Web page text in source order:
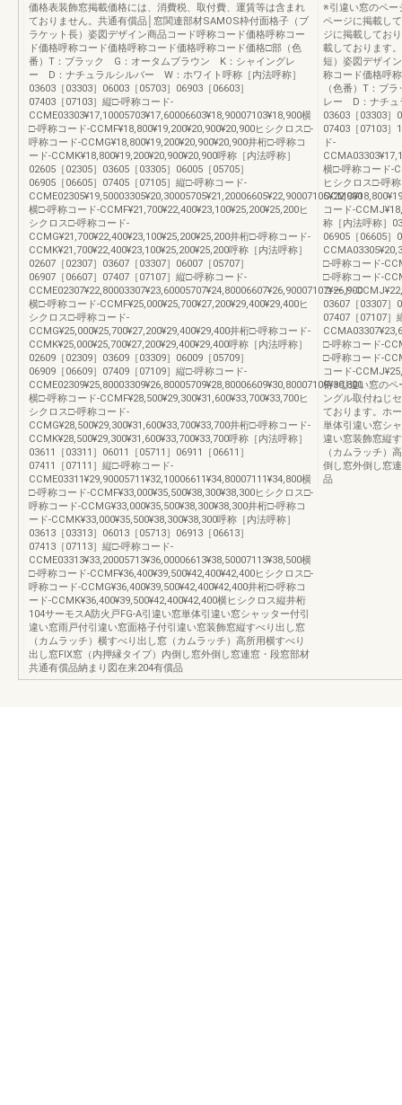
価格表装飾窓掲載価格には、消費税、取付費、運賃等は含まれ
ておりません。共通有償品│窓関連部材SAMOS枠付面格子（ブ
ラケット長）姿図デザイン商品コード呼称コード価格呼称コー
ド価格呼称コード価格呼称コード価格呼称コード価格□部（色
番）T：ブラック G：オータムブラウン K：シャイングレ
ー D：ナチュラルシルバー W：ホワイト呼称［内法呼称］
03603［03303］06003［05703］06903［06603］
07403［07103］縦□-呼称コード-
CCME03303¥17,10005703¥17,60006603¥18,90007103¥18,900横
□-呼称コード-CCMF¥18,800¥19,200¥20,900¥20,900ヒシクロス□-
呼称コード-CCMG¥18,800¥19,200¥20,900¥20,900井桁□-呼称コ
ード-CCMK¥18,800¥19,200¥20,900¥20,900呼称［内法呼称］
02605［02305］03605［03305］06005［05705］
06905［06605］07405［07105］縦□-呼称コード-
CCME02305¥19,50003305¥20,30005705¥21,20006605¥22,90007105¥22,900
横□-呼称コード-CCMF¥21,700¥22,400¥23,100¥25,200¥25,200ヒ
シクロス□-呼称コード-
CCMG¥21,700¥22,400¥23,100¥25,200¥25,200井桁□-呼称コード-
CCMK¥21,700¥22,400¥23,100¥25,200¥25,200呼称［内法呼称］
02607［02307］03607［03307］06007［05707］
06907［06607］07407［07107］縦□-呼称コード-
CCME02307¥22,80003307¥23,60005707¥24,80006607¥26,90007107¥26,900
横□-呼称コード-CCMF¥25,000¥25,700¥27,200¥29,400¥29,400ヒ
シクロス□-呼称コード-
CCMG¥25,000¥25,700¥27,200¥29,400¥29,400井桁□-呼称コード-
CCMK¥25,000¥25,700¥27,200¥29,400¥29,400呼称［内法呼称］
02609［02309］03609［03309］06009［05709］
06909［06609］07409［07109］縦□-呼称コード-
CCME02309¥25,80003309¥26,80005709¥28,80006609¥30,80007109¥30,800
横□-呼称コード-CCMF¥28,500¥29,300¥31,600¥33,700¥33,700ヒ
シクロス□-呼称コード-
CCMG¥28,500¥29,300¥31,600¥33,700¥33,700井桁□-呼称コード-
CCMK¥28,500¥29,300¥31,600¥33,700¥33,700呼称［内法呼称］
03611［03311］06011［05711］06911［06611］
07411［07111］縦□-呼称コード-
CCME03311¥29,90005711¥32,10006611¥34,80007111¥34,800横
□-呼称コード-CCMF¥33,000¥35,500¥38,300¥38,300ヒシクロス□-
呼称コード-CCMG¥33,000¥35,500¥38,300¥38,300井桁□-呼称コ
ード-CCMK¥33,000¥35,500¥38,300¥38,300呼称［内法呼称］
03613［03313］06013［05713］06913［06613］
07413［07113］縦□-呼称コード-
CCME03313¥33,20005713¥36,00006613¥38,50007113¥38,500横
□-呼称コード-CCMF¥36,400¥39,500¥42,400¥42,400ヒシクロス□-
呼称コード-CCMG¥36,400¥39,500¥42,400¥42,400井桁□-呼称コ
ード-CCMK¥36,400¥39,500¥42,400¥42,400横ヒシクロス縦井桁
104サーモスA防火戸FG-A引違い窓単体引違い窓シャッター付引
違い窓雨戸付引違い窓面格子付引違い窓装飾窓縦すべり出し窓
（カムラッチ）横すべり出し窓（カムラッチ）高所用横すべり
出し窓FIX窓（内押縁タイプ）内倒し窓外倒し窓連窓・段窓部材
共通有償品納まり図在来204有償品
※引違い窓のペー
ページに掲載し
ジに掲載してお
載しております
短）姿図デザイ
称コード価格呼
（色番）T：ブ
レー D：ナチュ
03603［03303］
07403［07103］
ド-
横□-呼称コード-
ヒシクロス□-呼
コード-
称［内法呼称］
06905［06605］
□-呼称コード-
□-呼称コード-
コード-
03607［03307］
07407［07107］
□-呼称コード-
□-呼称コード-
コード-
桁※引違い窓のペ
ングル取付ねじ
ております。ホ
単体引違い窓シ
違い窓装飾窓縦
（カムラッチ）
倒し窓外倒し窓
品